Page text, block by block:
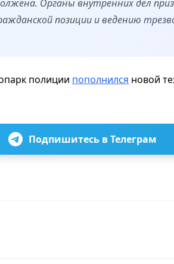
Органы внутренних дел
позиции и ведению
полиции пополнился новой
Подпишитесь в Телеграм